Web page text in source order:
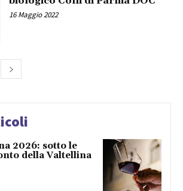
16 Maggio 2022
2026: sotto le
della Valtellina